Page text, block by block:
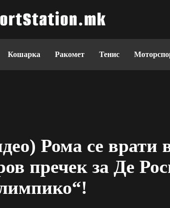
Кошарка Ракомет Тенис
Рома се врати
пречек за Де